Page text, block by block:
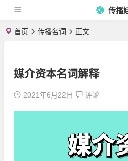
传播
首页 传播名词 正文
媒介资本名词解释
2021年6月22日 评论